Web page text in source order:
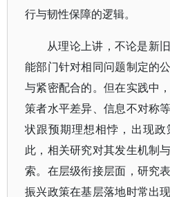
行与韧性保障的逻辑。
从理论上讲，不论是新
能部门针对相同问题制定的
与紧密配合的。但在实践中
策者水平差异、信息不对称
状跟预期理想相悖，出现
此，相关研究对其发生机制
索。在层级衔接层面，研究
振兴政策在基层落地时常出